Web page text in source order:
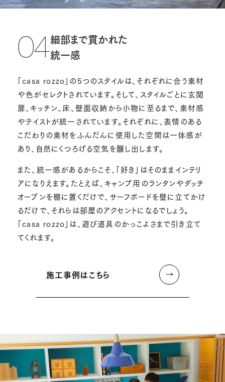
04細部まで貫かれた
統一感
「casa rozzo」の5つのスタイルは、それぞれに合う素材
や色がセレクトされています。そして、スタイルごとに玄関
扉、キッチン、床、壁面収納から小物に至るまで、素材感
やテイストが統一されています。それぞれに、表情のある
こだわりの素材をふんだんに使用した空間は一体感が
あり、自然にくつろげる空気を醸し出します。
また、統一感があるからこそ、「好き」はそのままインテリ
アになりえます。たとえば、キャンプ用のランタンやダッチ
オーブンを棚に置くだけで、サーフボードを壁に立てかけ
るだけで、それらは部屋のアクセントになるでしょう。
「casa rozzo」は、遊び道具のかっこよさまで引き立て
てくれます。
施工事例はこちら